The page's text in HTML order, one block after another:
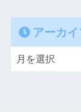
アーカ